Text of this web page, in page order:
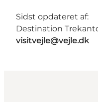
Sidst opdateret af:
Destination
visitvejle@vejle.dk